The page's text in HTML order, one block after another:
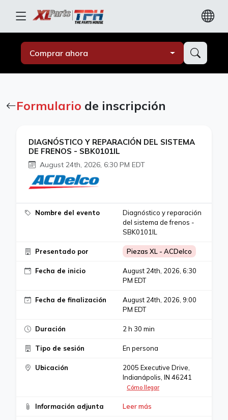
Comprar ahora
Formulario de inscripción
DIAGNÓSTICO Y REPARACIÓN DEL SISTEMA
DE FRENOS - SBK0101IL
August 24th, 2026, 6:30 PM EDT
Nombre del evento
Diagnóstico y reparación
del sistema de frenos -
SBK0101IL
Presentado por Piezas XL - ACDelco
Fecha de inicio
August 24th, 2026, 6:30
PM EDT
Fecha de finalización
August 24th, 2026, 9:00
PM EDT
Duración 2 h 30 min
Tipo de sesión En persona
Ubicación
2005 Executive Drive,
Indianápolis, IN 46241
Cómo llegar
Información adjunta Leer más